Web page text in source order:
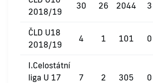
2018/19
30 26 2044 3
ČLD U18
2018/19
4 1 101 0
I.Celostátní
liga U 17
7 2 305 0